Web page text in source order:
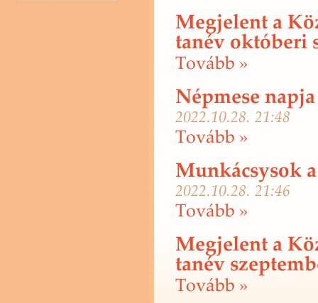
Megjelent a
tanév októberi
To­vább »
Népmese
2022.10.28. 21:48
To­vább »
Munkácsysok
2022.10.28. 21:46
To­vább »
Megjelent a
tanév
To­vább »